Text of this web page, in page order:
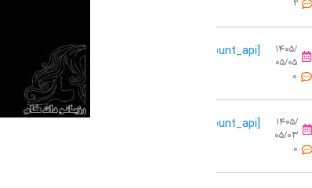
2
۱۴۰۵/
۰۵/۰۵
0
[view_count_api]
۱۴۰۵/
۰۵/۰۳
0
[view_count_api]